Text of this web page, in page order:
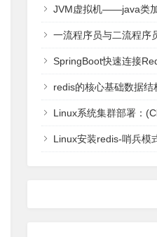
JVM虚拟机——java类
一流程序员与二流程序员的分水
SpringBoot快速连接
redis的核心基础数据结
Linux系统集群部署：
Linux安装redis-哨兵模